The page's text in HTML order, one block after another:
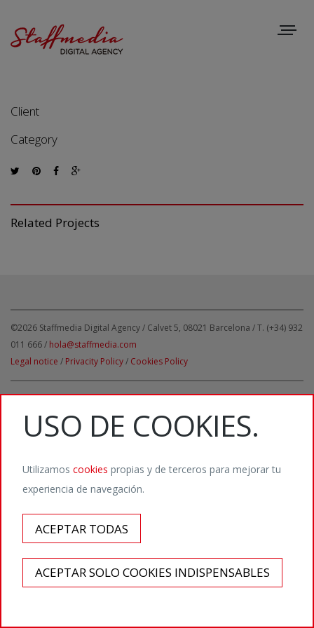
Toggle
Client
Category
Related Projects
©2026 Staffmedia Digital Agency / Calvet 5, 08021 Barcelona / T. (+34) 932
011 666 / hola@staffmedia.com
Legal notice / Privacity Policy/ Cookies Policy
Follow us! @info_staffmedia
USO DE COOKIES.
Utilizamos cookies propias y de terceros para mejorar tu
experiencia de navegación.
ACEPTAR TODAS
ACEPTAR SOLO COOKIES INDISPENSABLES